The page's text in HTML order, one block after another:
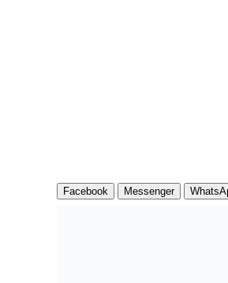
Facebook Messenger